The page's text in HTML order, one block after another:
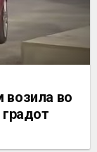
возила во